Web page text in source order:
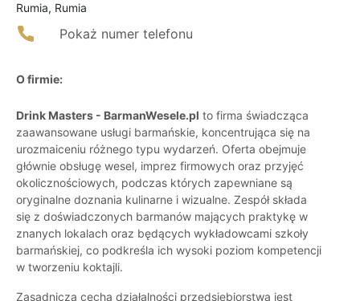
Rumia, Rumia
Pokaż numer telefonu
O firmie:
Drink Masters - BarmanWesele.pl to firma świadcząca
zaawansowane usługi barmańskie, koncentrująca się na
urozmaiceniu różnego typu wydarzeń. Oferta obejmuje
głównie obsługę wesel, imprez firmowych oraz przyjęć
okolicznościowych, podczas których zapewniane są
oryginalne doznania kulinarne i wizualne. Zespół składa
się z doświadczonych barmanów mających praktykę w
znanych lokalach oraz będących wykładowcami szkoły
barmańskiej, co podkreśla ich wysoki poziom kompetencji
w tworzeniu koktajli.
Zasadniczą cechą działalności przedsiębiorstwa jest